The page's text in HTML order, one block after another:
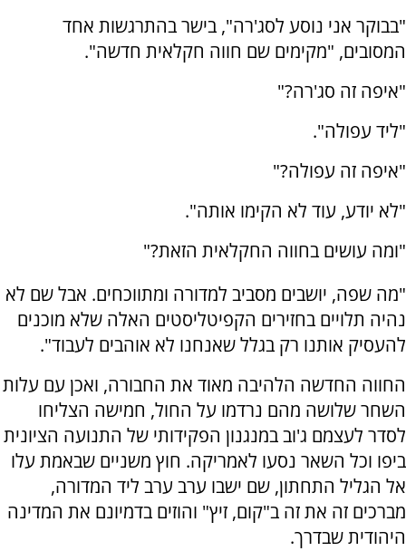
"בבוקר אני נוסע לסג'רה", בישר בהתרגשות אחד
המסובים, "מקימים שם חווה חקלאית חדשה".
"איפה זה סג'רה?"
"ליד עפולה".
"איפה זה עפולה?"
"לא יודע, עוד לא הקימו אותה".
"ומה עושים בחווה החקלאית הזאת?"
"מה שפה, יושבים מסביב למדורה ומתווכחים. אבל שם לא
נהיה תלויים בחזירים הקפיטליסטים האלה שלא מוכנים
להעסיק אותנו רק בגלל שאנחנו לא אוהבים לעבוד".
החווה החדשה הלהיבה מאוד את החבורה, ואכן עם עלות
השחר שלושה מהם נרדמו על החול, חמישה הצליחו
לסדר לעצמם ג'וב במנגנון הפקידותי של התנועה הציונית
ביפו וכל השאר נסעו לאמריקה. חוץ משניים שבאמת עלו
אל הגליל התחתון, שם ישבו ערב ערב ליד המדורה,
מברכים זה את זה ב"קום, זיץ" והוזים בדמיונם את המדינה
היהודית שבדרך.